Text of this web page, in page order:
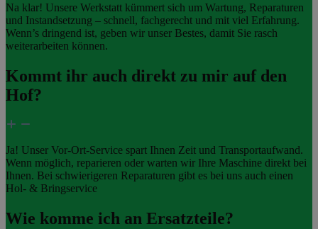
Na klar! Unsere Werkstatt kümmert sich um Wartung, Reparaturen
und Instandsetzung – schnell, fachgerecht und mit viel Erfahrung.
Wenn’s dringend ist, geben wir unser Bestes, damit Sie rasch
weiterarbeiten können.
Kommt ihr auch direkt zu mir auf den
Hof?
Ja! Unser Vor-Ort-Service spart Ihnen Zeit und Transportaufwand.
Wenn möglich, reparieren oder warten wir Ihre Maschine direkt bei
Ihnen. Bei schwierigeren Reparaturen gibt es bei uns auch einen
Hol- & Bringservice
Wie komme ich an Ersatzteile?